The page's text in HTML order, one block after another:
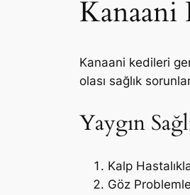
Kanaani
Kanaani kedileri
olası sağlık
Yaygın
Kalp
Göz